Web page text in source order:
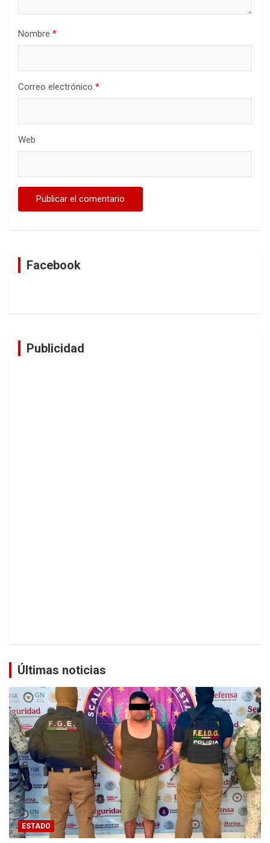
Nombre *
Correo electrónico *
Web
Facebook
Publicidad
Últimas noticias
ESTADO